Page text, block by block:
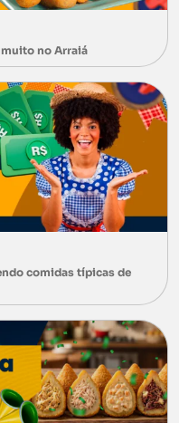
no Arraiá
comidas típicas de